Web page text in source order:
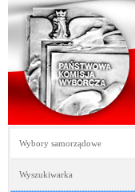
Wybory samorządowe
Wyszukiwarka